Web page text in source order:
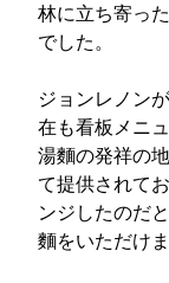
林に立ち寄っ
でした。
ジョンレノン
在も看板メニ
湯麵の発祥の
て提供されて
ンジしたのだ
麵をいただけま